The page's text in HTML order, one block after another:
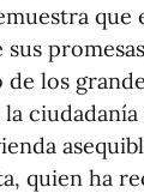
que
de los
quien ha